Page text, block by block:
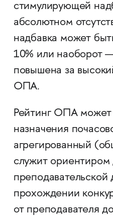
стимулирующей
абсолютном
надбавка может
10% или наоборот
повышена за
ОПА.
Рейтинг ОПА может
назначения
агрегированный
служит
прохождении
от преподавателя